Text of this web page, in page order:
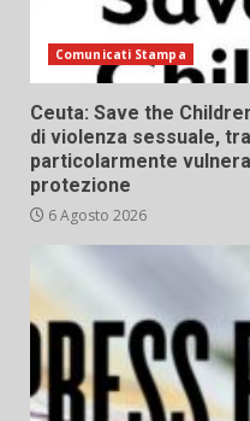
Comunicati Stampa
Ceuta: Save the
di violenza sessuale,
particolarmente
protezione
6 Agosto 2026